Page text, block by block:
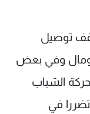
توصيل
وفي بعض
الشباب
في